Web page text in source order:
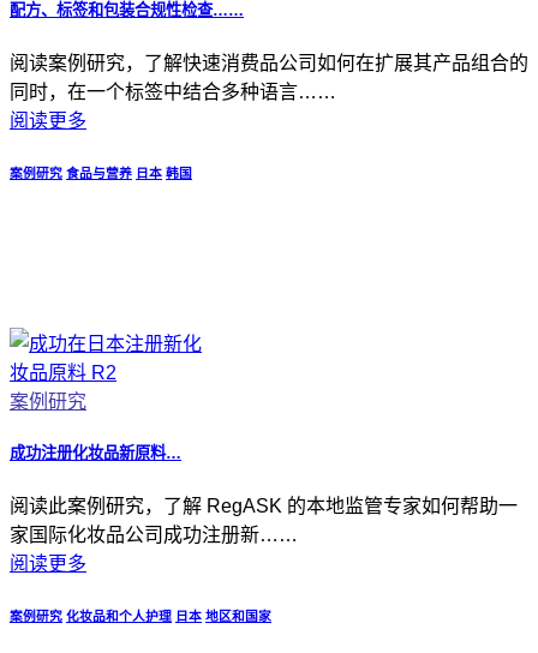
配方、标签和包装合规性检查……
阅读案例研究，了解快速消费品公司如何在扩展其产品组合的
同时，在一个标签中结合多种语言……
阅读更多
案例研究 食品与营养 日本 韩国
案例研究
成功注册化妆品新原料…
阅读此案例研究，了解 RegASK 的本地监管专家如何帮助一
家国际化妆品公司成功注册新……
阅读更多
案例研究 化妆品和个人护理 日本 地区和国家